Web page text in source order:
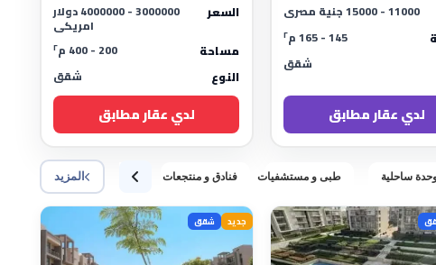
11000 - 15000 جنية مصرى
145 - 165 م ٢
شقق
لدي عقار مطابق
السعر
3000000 - 4000000 دولار
امريكى
مساحة
200 - 400 م ٢
النوع شقق
لدي عقار مطابق
ساحلية طبى و مستشفيات فنادق و منتجعات أراضى مدارس والمزيد
جديد شقق